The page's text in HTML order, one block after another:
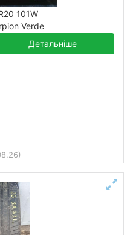
101W
Verde
Детальніше